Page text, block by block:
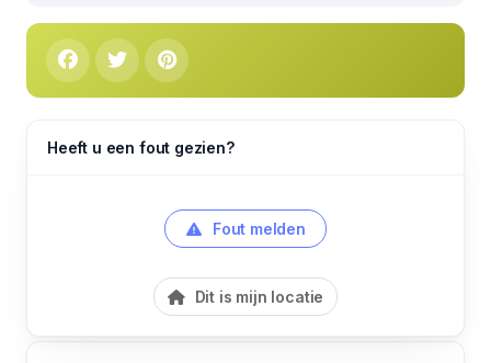
Heeft u een fout gezien?
Fout melden
Dit is mijn locatie